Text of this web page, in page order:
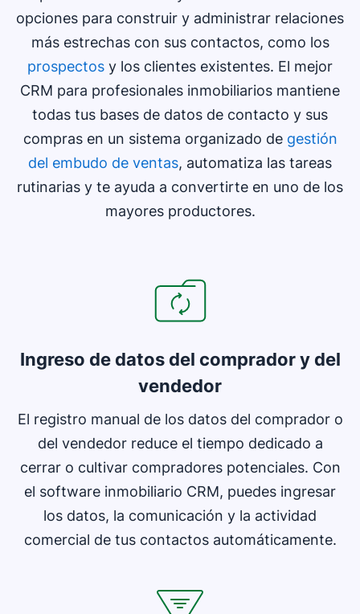
opciones para construir y administrar relaciones
más estrechas con sus contactos, como los
prospectos y los clientes existentes. El mejor
CRM para profesionales inmobiliarios mantiene
todas tus bases de datos de contacto y sus
compras en un sistema organizado de gestión
del embudo de ventas, automatiza las tareas
rutinarias y te ayuda a convertirte en uno de los
mayores productores.
Ingreso de datos del comprador y del
vendedor
El registro manual de los datos del comprador o
del vendedor reduce el tiempo dedicado a
cerrar o cultivar compradores potenciales. Con
el software inmobiliario CRM, puedes ingresar
los datos, la comunicación y la actividad
comercial de tus contactos automáticamente.